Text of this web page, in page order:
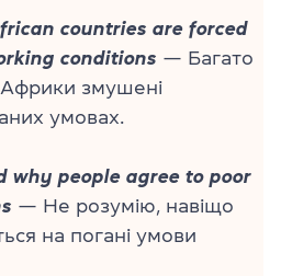
countries are forced
conditions — Багато
змушені
умовах.
why people agree to poor
— Не розумію, навіщо
на погані умови